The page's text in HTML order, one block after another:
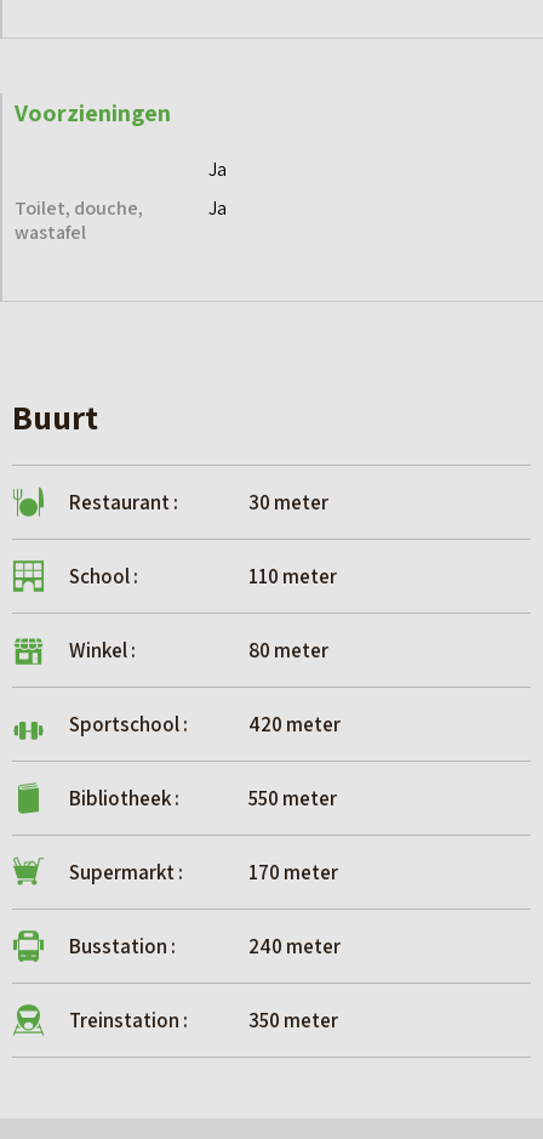
Voorzieningen
Ja
Toilet, douche,
wastafel
Ja
Buurt
Restaurant : 30 meter
School : 110 meter
Winkel : 80 meter
Sportschool : 420 meter
Bibliotheek : 550 meter
Supermarkt : 170 meter
Busstation : 240 meter
Treinstation : 350 meter